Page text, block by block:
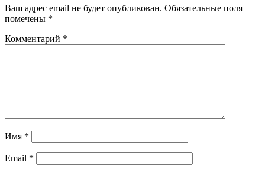
Ваш адрес email не будет опубликован. Обязательные поля
помечены *
Комментарий *
Имя *
Email *